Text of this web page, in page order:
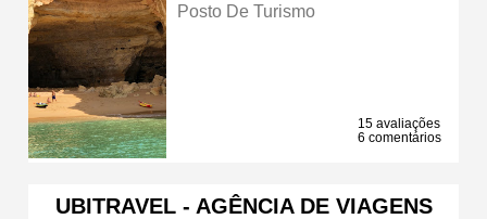
Posto De Turismo
15 avaliações
6 comentários
UBITRAVEL - AGÊNCIA DE VIAGENS